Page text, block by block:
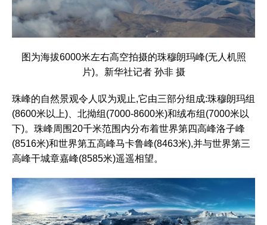
图为海拔6000米左右高空拍摄的珠穆朗玛峰(无人机照
片)。新华社记者 孙非 摄
珠峰的自然景观令人叹为观止,它由三部分组成:珠穆朗玛组
(8600米以上)、北拗组(7000-8600米)和绒布组(7000米以
下)。珠峰周围20千米范围内分布着世界第四高峰洛子峰
(8516米)和世界第五高峰马卡鲁峰(8463米),并与世界第三
高峰干城章嘉峰(8585米)遥遥相望。